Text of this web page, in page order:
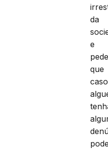
da
e
que
caso